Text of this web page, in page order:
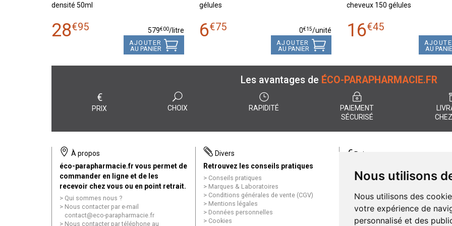
Nous utilisons
Nous utilisons des
votre expérience de
personnalisé et des
densité 50ml
28€95 579€00/litre
AJOUTER
AU PANIER
gélules
6€75 0€15/unité
AJOUTER
AU PANIER
cheveux 150 gélules
16€45
AU
Les avantages de ÉCO-PARAPHARMACIE.FR
€
PRIX CHOIX RAPIDITÉ
PAIEMENT
SÉCURISÉ
À propos
éco-parapharmacie.fr vous permet de
commander en ligne et de les
recevoir chez vous ou en point retrait.
Qui sommes nous ?
Nous contacter par e-mail
contact@eco-parapharmacie.fr
Nous contacter par téléphone au
Divers
Retrouvez les conseils pratiques
Conseils pratiques
Marques & Laboratoires
Conditions générales de vente (CGV)
Mentions légales
Données personnelles
Cookies
€Paiement
paiement entièrement
Paiement sécurisé et simple